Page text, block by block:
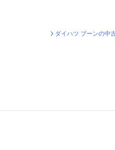
ダイハツ ブーンの中